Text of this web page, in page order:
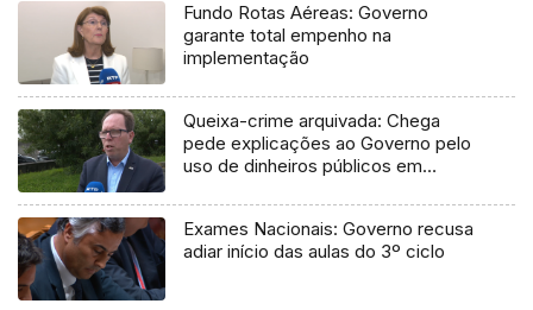
Fundo Rotas Aéreas: Governo
garante total empenho na
implementação
Queixa-crime arquivada: Chega
pede explicações ao Governo pelo
uso de dinheiros públicos em
Exames Nacionais: Governo recusa
adiar início das aulas do 3º ciclo